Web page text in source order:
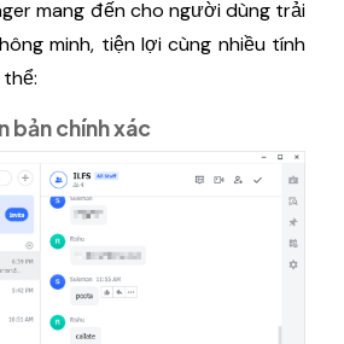
mang đến cho người dùng trải
minh, tiện lợi cùng nhiều tính
bản chính xác